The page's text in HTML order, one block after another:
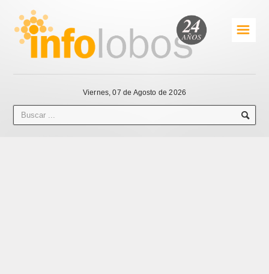
☰
Viernes, 07 de Agosto de 2026